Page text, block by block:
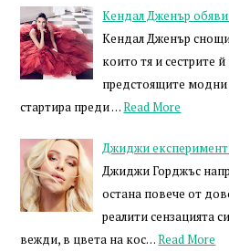
Кендал Дженър
Кендал Дженър
които тя и сестрите
предстоящите модни
стартира преди …Read More
Джиджи
Джиджи Горджъс
остана повече от
реалити сензацията
вежди, в цвета на кос…Read More